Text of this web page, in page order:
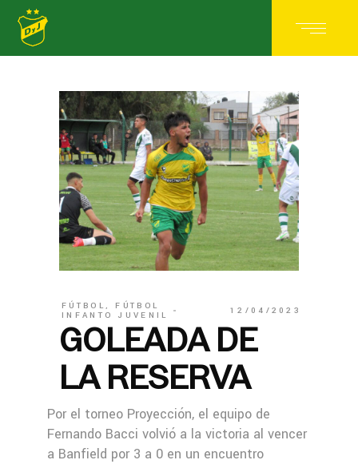
FÚTBOL, FÚTBOL
INFANTO JUVENIL
12/04/2023
GOLEADA DE
LA RESERVA
Por el torneo Proyección, el equipo de
Fernando Bacci volvió a la victoria al vencer
a Banfield por 3 a 0 en un encuentro